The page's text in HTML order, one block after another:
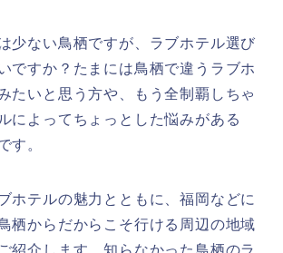
少ない鳥栖ですが、ラブホテル選び
ですか？たまには鳥栖で違うラブホ
たいと思う方や、もう全制覇しちゃ
によってちょっとした悩みがある
す。
ホテルの魅力とともに、福岡などに
栖からだからこそ行ける周辺の地域
紹介します。知らなかった鳥栖のラ